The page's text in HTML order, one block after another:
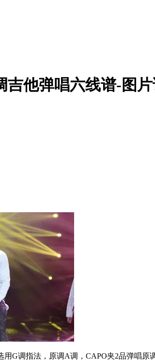
吉他弹唱六线谱-图
G调指法，原调A调，CAPO夹2品弹唱原调